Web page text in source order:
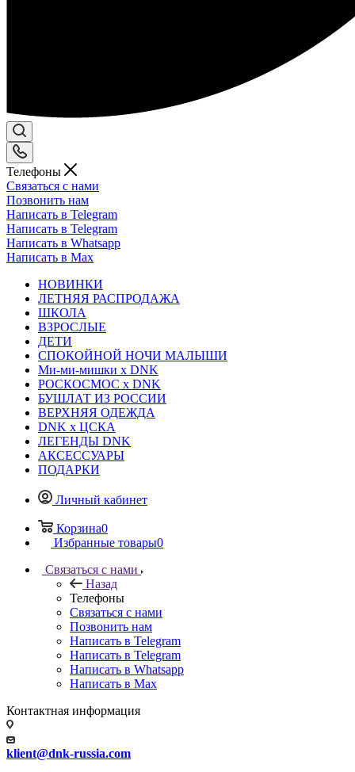
Телефоны
Связаться с нами
Позвонить нам
Написать в Telegram
Написать в Telegram
Написать в Whatsapp
Написать в Max
НОВИНКИ
ЛЕТНЯЯ РАСПРОДАЖА
ШКОЛА
ВЗРОСЛЫЕ
ДЕТИ
СПОКОЙНОЙ НОЧИ МАЛЫШИ
Ми-ми-мишки x DNK
РОСКОСМОС x DNK
БУШЛАТ ИЗ РОССИИ
ВЕРХНЯЯ ОДЕЖДА
DNK x ЦСКА
ЛЕГЕНДЫ DNK
АКСЕССУАРЫ
ПОДАРКИ
Личный кабинет
Корзина0
Избранные товары0
Связаться с нами
Назад
Телефоны
Связаться с нами
Позвонить нам
Написать в Telegram
Написать в Telegram
Написать в Whatsapp
Написать в Max
Контактная информация
klient@dnk-russia.com